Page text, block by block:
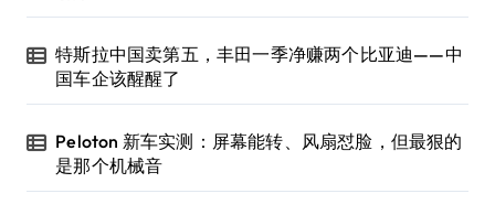
特斯拉中国卖第五，丰田一季净赚两个比亚迪——中
国车企该醒醒了
Peloton 新车实测：屏幕能转、风扇怼脸，但最狠的
是那个机械音